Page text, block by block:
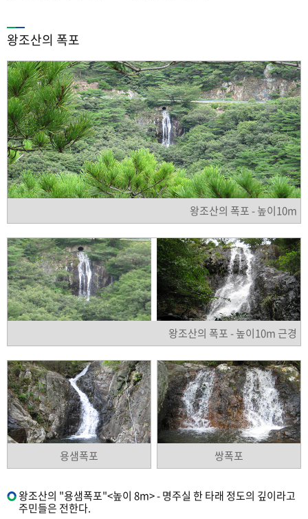
왕조산의 폭포
왕조산의 폭포 - 높이10m
왕조산의 폭포 - 높이10m 근경
용샘폭포 쌍폭포
왕조산의 "용샘폭포"<높이 8m> - 명주실 한 타래 정도의 깊이라고
주민들은 전한다.